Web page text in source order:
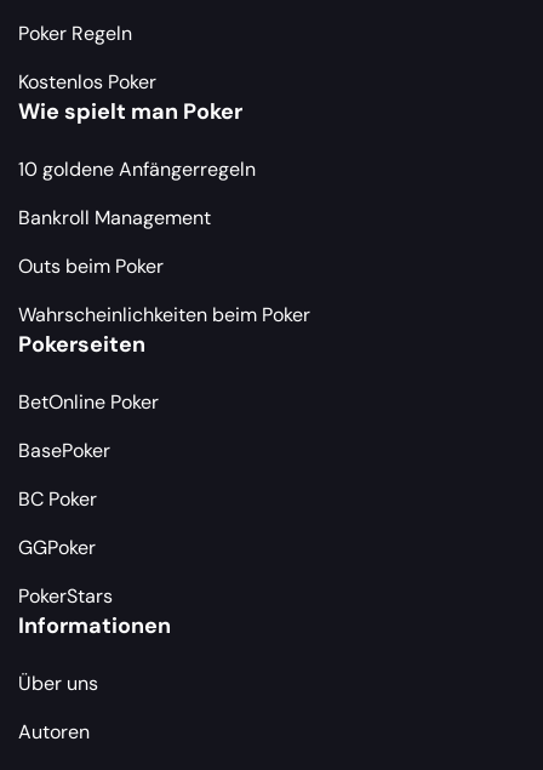
Poker Regeln
Kostenlos Poker
Wie spielt man Poker
10 goldene Anfängerregeln
Bankroll Management
Outs beim Poker
Wahrscheinlichkeiten beim Poker
Pokerseiten
BetOnline Poker
BasePoker
BC Poker
GGPoker
PokerStars
Informationen
Über uns
Autoren